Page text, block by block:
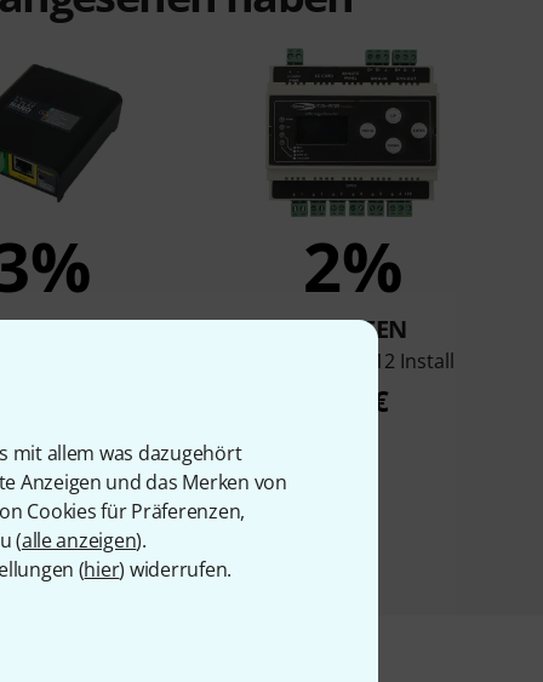
mit allem was dazugehört
Anzeigen und das Merken von
Cookies für Präferenzen,
(alle anzeigen).
(hier) widerrufen.
2%
KAUFTEN
Showtec TR-512 Install
197 €